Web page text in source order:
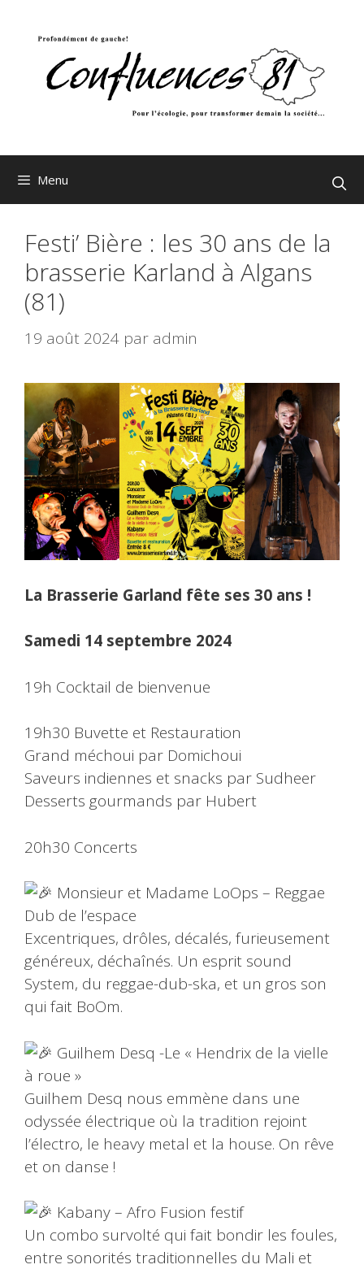
Menu
Festi’ Bière : les 30 ans de la
brasserie Karland à Algans
(81)
19 août 2024 par admin
La Brasserie Garland fête ses 30 ans !
Samedi 14 septembre 2024
19h Cocktail de bienvenue
19h30 Buvette et Restauration
Grand méchoui par Domichoui
Saveurs indiennes et snacks par Sudheer
Desserts gourmands par Hubert
20h30 Concerts
Monsieur et Madame LoOps – Reggae
Dub de l’espace
Excentriques, drôles, décalés, furieusement
généreux, déchaînés. Un esprit sound
System, du reggae-dub-ska, et un gros son
qui fait BoOm.
Guilhem Desq -Le « Hendrix de la vielle
à roue »
Guilhem Desq nous emmène dans une
odyssée électrique où la tradition rejoint
l’électro, le heavy metal et la house. On rêve
et on danse !
Kabany – Afro Fusion festif
Un combo survolté qui fait bondir les foules,
entre sonorités traditionnelles du Mali et